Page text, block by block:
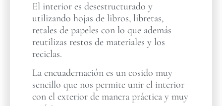
El interior es desestructurado y
utilizando hojas de libros, libretas,
retales de papeles con lo que además
reutilizas restos de materiales y los
reciclas.
La encuadernación es un cosido muy
sencillo que nos permite unir el interior
con el exterior de manera práctica y muy